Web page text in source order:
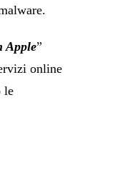
Apple”
online
le